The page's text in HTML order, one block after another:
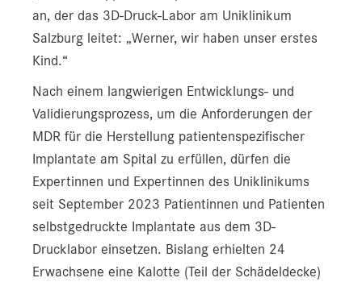
an, der das 3D-Druck-Labor am Uniklinikum
Salzburg leitet: „Werner, wir haben unser erstes
Kind.“
Nach einem langwierigen Entwicklungs- und
Validierungsprozess, um die Anforderungen der
MDR für die Herstellung patientenspezifischer
Implantate am Spital zu erfüllen, dürfen die
Expertinnen und Expertinnen des Uniklinikums
seit September 2023 Patientinnen und Patienten
selbstgedruckte Implantate aus dem 3D-
Drucklabor einsetzen. Bislang erhielten 24
Erwachsene eine Kalotte (Teil der Schädeldecke)